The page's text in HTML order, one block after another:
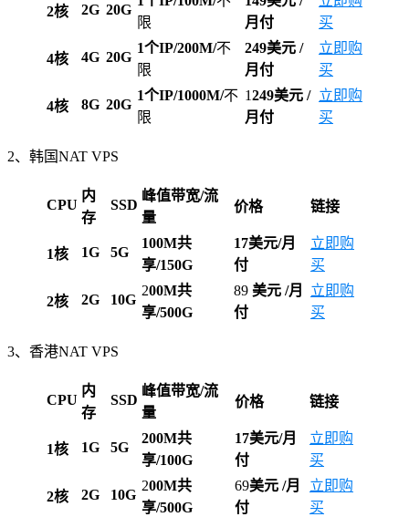
2核 2G 20G
限
月付
买
4核 4G 20G
1个IP/200M/不
限
249美元 /
月付
立即购
买
4核 8G 20G
1个IP/1000M/不
限
1249美元 /
月付
立即购
买
2、韩国NAT VPS
CPU
内
存
SSD
峰值带宽/流
量
价格 链接
1核 1G 5G
100M共
享/150G
17美元/月
付
立即购
买
2核 2G 10G
200M共
享/500G
89 美元 /月
付
立即购
买
3、香港NAT VPS
CPU
内
存
SSD
峰值带宽/流
量
价格 链接
1核 1G 5G
200M共
享/100G
17美元/月
付
立即购
买
2核 2G 10G
200M共
享/500G
69美元 /月
付
立即购
买